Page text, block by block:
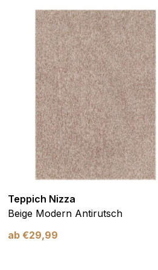
Teppich Nizza
Beige Modern Antirutsch
ab €29,99
Benutzer auf der Website verhalten,
Das Ziel ist es, Anzeigen
somit wertvoller für Herausgeber und
keiner Kategorie zugeordnet wurden.
Alle akzeptieren